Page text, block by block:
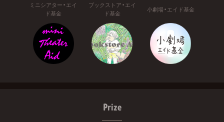
ミニシアター・エイ
ド基金
ブックストア・エイ
ド基金
小劇場・エイド基金
Prize